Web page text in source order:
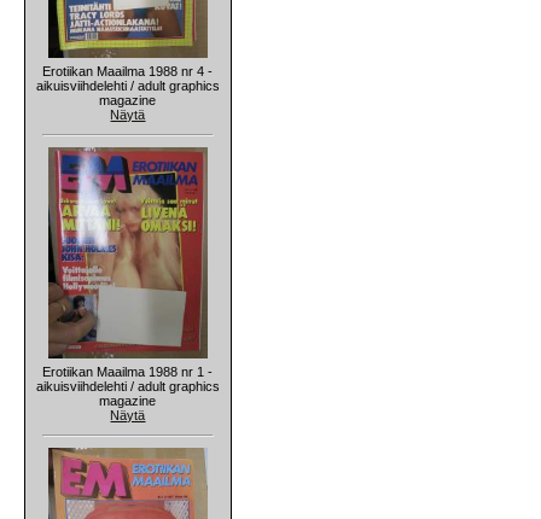
Erotiikan Maailma 1988 nr 4 -
aikuisviihdelehti / adult graphics
magazine
Näytä
Erotiikan Maailma 1988 nr 1 -
aikuisviihdelehti / adult graphics
magazine
Näytä